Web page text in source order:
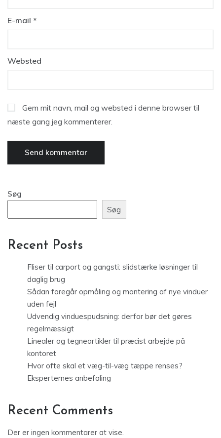
E-mail *
Websted
Gem mit navn, mail og websted i denne browser til
næste gang jeg kommenterer.
Søg
Søg
Recent Posts
Fliser til carport og gangsti: slidstærke løsninger til
daglig brug
Sådan foregår opmåling og montering af nye vinduer
uden fejl
Udvendig vinduespudsning: derfor bør det gøres
regelmæssigt
Linealer og tegneartikler til præcist arbejde på
kontoret
Hvor ofte skal et væg-til-væg tæppe renses?
Eksperternes anbefaling
Recent Comments
Der er ingen kommentarer at vise.